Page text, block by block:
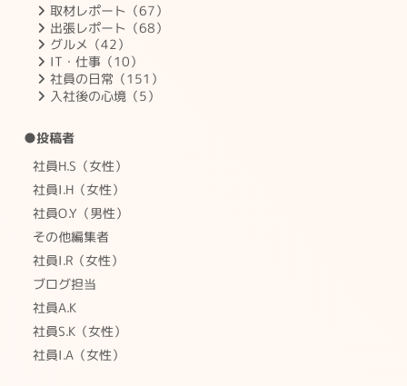
取材レポート（67）
出張レポート（68）
グルメ（42）
IT・仕事（10）
社員の日常（151）
入社後の心境（5）
●投稿者
社員H.S（女性）
社員I.H（女性）
社員O.Y（男性）
その他編集者
社員I.R（女性）
ブログ担当
社員A.K
社員S.K（女性）
社員I.A（女性）